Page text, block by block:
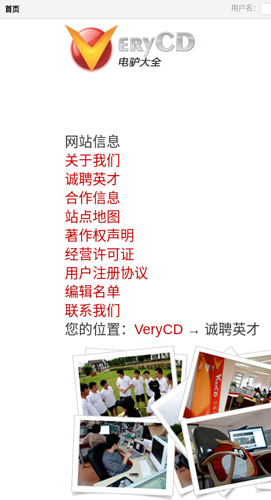
首页 用户名：
网站信息
关于我们
诚聘英才
合作信息
站点地图
著作权声明
经营许可证
用户注册协议
编辑名单
联系我们
您的位置： VeryCD → 诚聘英才